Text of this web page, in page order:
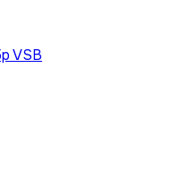
VSB